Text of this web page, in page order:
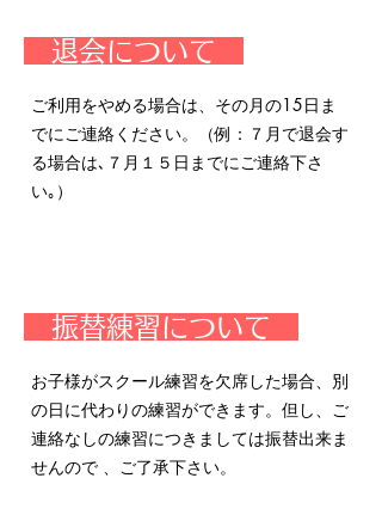
​ 退会について
ご利用をやめる場合は、その月の15日ま
でにご連絡ください。（例：７月で退会す
る場合は､７月１５日までにご連絡下さ
い｡）
​ 振替練習について
お子様がスクール練習を欠席した場合、別
の日に代わりの練習ができます。但し、ご
連絡なしの練習につきましては振替出来ま
せんので 、ご了承下さい。